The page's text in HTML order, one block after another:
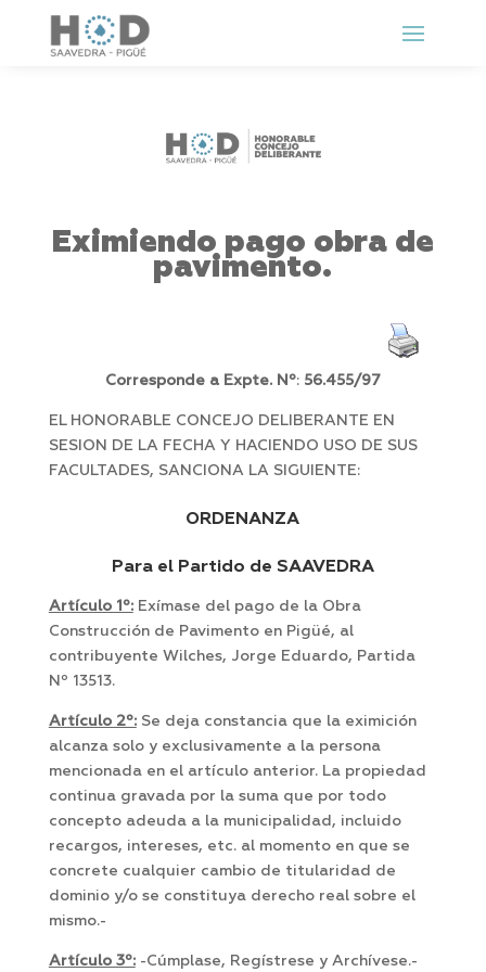
Eximiendo pago obra de
pavimento.
Corresponde a Expte. Nº: 56.455/97
EL HONORABLE CONCEJO DELIBERANTE EN
SESION DE LA FECHA Y HACIENDO USO DE SUS
FACULTADES, SANCIONA LA SIGUIENTE:
ORDENANZA
Para el Partido de SAAVEDRA
Artículo 1º:Exímase del pago de la Obra
Construcción de Pavimento en Pigüé, al
contribuyente Wilches, Jorge Eduardo, Partida
Nº 13513.
Artículo 2º:Se deja constancia que la eximición
alcanza solo y exclusivamente a la persona
mencionada en el artículo anterior. La propiedad
continua gravada por la suma que por todo
concepto adeuda a la municipalidad, incluido
recargos, intereses, etc. al momento en que se
concrete cualquier cambio de titularidad de
dominio y/o se constituya derecho real sobre el
mismo.-
Artículo 3º:-Cúmplase, Regístrese y Archívese.-